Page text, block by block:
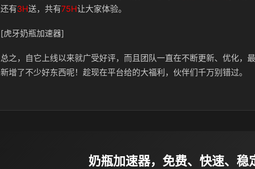
还有3H送，共有75H让大家体验。
[虎牙奶瓶加速器]
总之，自它上线以来就广受好评，而且团队一直在不断更新、优化，
新增了不少好东西呢！趁现在平台给的大福利，伙伴们千万别错过。
奶瓶加速器，免费、快速、稳